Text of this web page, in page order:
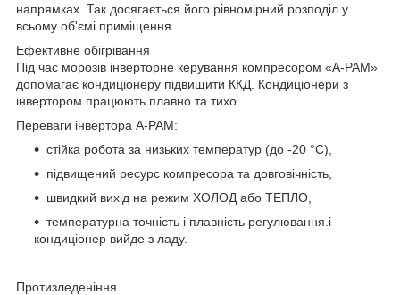
напрямках. Так досягається його рівномірний розподіл у
всьому об'ємі приміщення.
Ефективне обігрівання
Під час морозів інверторне керування компресором «A-PAM»
допомагає кондиціонеру підвищити ККД. Кондиціонери з
інвертором працюють плавно та тихо.
Переваги інвертора A-PAM:
стійка робота за низьких температур (до -20 °C),
підвищений ресурс компресора та довговічність,
швидкий вихід на режим ХОЛОД або ТЕПЛО,
температурна точність і плавність регулювання.і
кондиціонер вийде з ладу.
Протизледеніння